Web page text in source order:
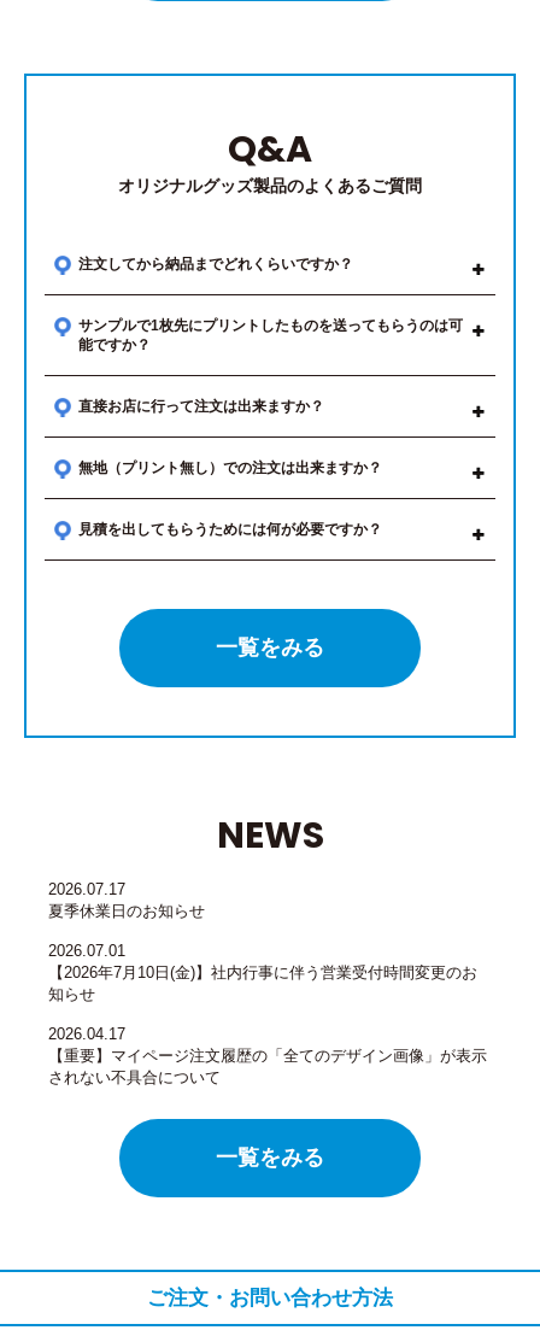
Q&A
オリジナルグッズ製品のよくあるご質問
注文してから納品までどれくらいですか？
サンプルで1枚先にプリントしたものを送ってもらうのは可
能ですか？
直接お店に行って注文は出来ますか？
無地（プリント無し）での注文は出来ますか？
見積を出してもらうためには何が必要ですか？
一覧をみる
NEWS
2026.07.17
夏季休業日のお知らせ
2026.07.01
【2026年7月10日(金)】社内行事に伴う営業受付時間変更のお
知らせ
2026.04.17
【重要】マイページ注文履歴の「全てのデザイン画像」が表示
されない不具合について
一覧をみる
ご注文・お問い合わせ方法